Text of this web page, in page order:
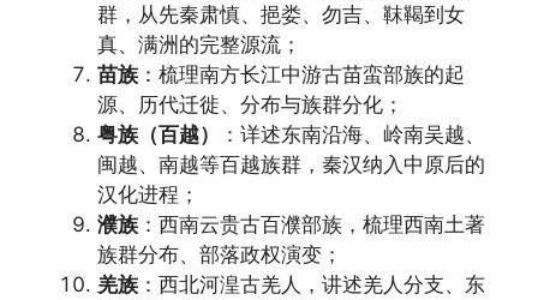
群，从先秦肃慎、挹娄、勿吉、靺鞨到女
真、满洲的完整源流；
苗族 ：梳理南方长江中游古苗蛮部族的起
源、历代迁徙、分布与族群分化；
粤族（百越）
：详述东南沿海、岭南吴越、
闽越、南越等百越族群，秦汉纳入中原后的
汉化进程；
濮族 ：西南云贵古百濮部族，梳理西南土著
族群分布、部落政权演变；
羌族 ：西北河湟古羌人，讲述羌人分支、东